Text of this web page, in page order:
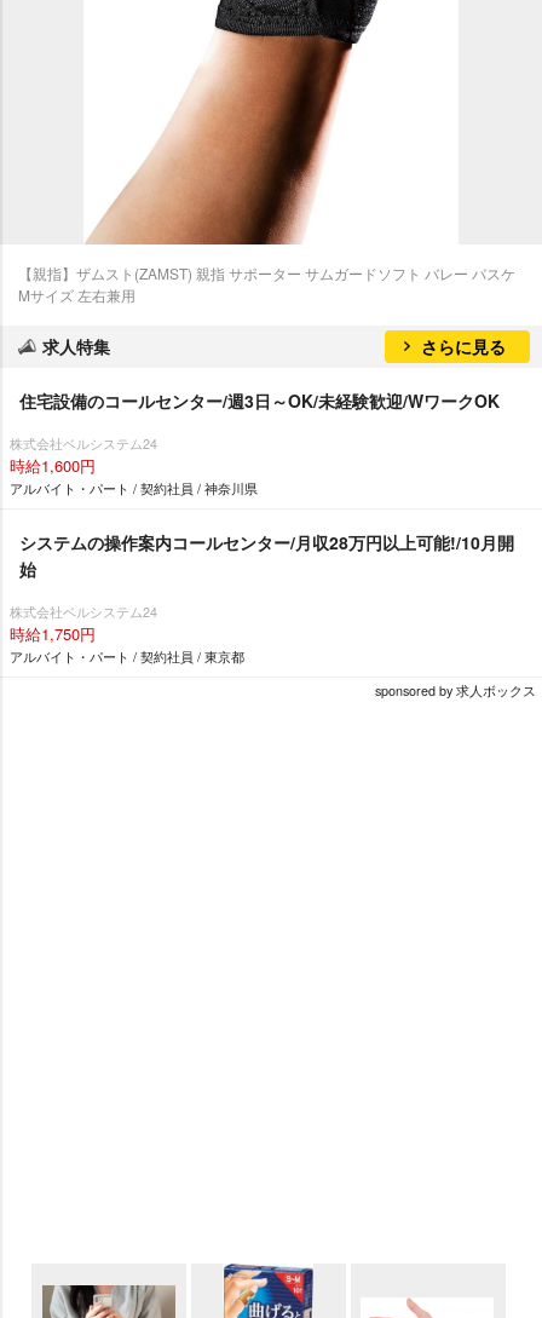
【親指】ザムスト(ZAMST) 親指 サポーター サムガードソフト バレー バスケ
Mサイズ 左右兼用
求人特集 さらに見る
住宅設備のコールセンター/週3日～OK/未経験歓迎/WワークOK
株式会社ベルシステム24
時給1,600円
アルバイト・パート / 契約社員 / 神奈川県
システムの操作案内コールセンター/月収28万円以上可能!/10月開
始
株式会社ベルシステム24
時給1,750円
アルバイト・パート / 契約社員 / 東京都
sponsored by 求人ボックス